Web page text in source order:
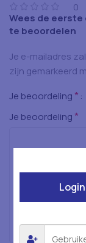
0
Wees de eerste
te beoordelen
Je e-mailadres
zijn gemarkeerd
Je beoordeling *
Je beoordeling *
Login